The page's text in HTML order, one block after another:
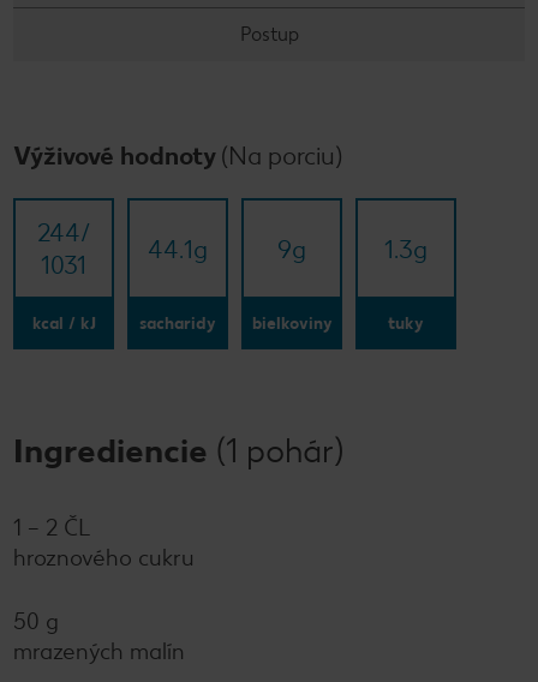
Postup
Výživové hodnoty (Na porciu)
244/​
1031
kcal / kJ
44.1g
sacharidy
9g
bielkoviny
1.3g
tuky
Ingrediencie (1 pohár)
1 – 2 ČL
hroznového cukru
50 g
mrazených malín